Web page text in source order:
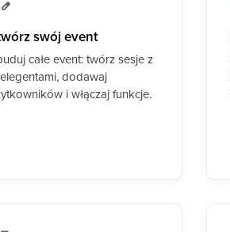
swój event
całe event: twórz sesje z
dodawaj
i włączaj funkcje.